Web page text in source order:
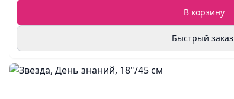
В корзину
Быстрый заказ